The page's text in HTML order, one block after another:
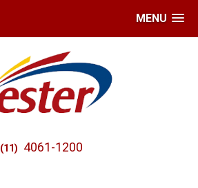
MENU
(11) 4061-1200